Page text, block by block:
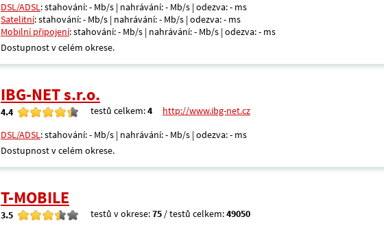
DSL/ADSL: stahování: - Mb/s | nahrávání: - Mb/s | odezva: - ms
Satelitní: stahování: - Mb/s | nahrávání: - Mb/s | odezva: - ms
Mobilní připojení: stahování: - Mb/s | nahrávání: - Mb/s | odezva: - ms
Dostupnost v celém okrese.
IBG-NET s.r.o.
4.4 testů celkem:4
http://www.ibg-net.cz
DSL/ADSL: stahování: - Mb/s | nahrávání: - Mb/s | odezva: - ms
Dostupnost v celém okrese.
T-MOBILE
3.5 testů v okrese:75 / testů celkem:49050